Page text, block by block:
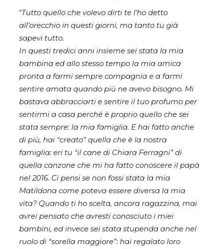
“Tutto quello che volevo dirti te l’ho detto
all’orecchio in questi giorni, ma tanto tu già
sapevi tutto.
In questi tredici anni insieme sei stata la mia
bambina ed allo stesso tempo la mia amica
pronta a farmi sempre compagnia e a farmi
sentire amata quando più ne avevo bisogno. Mi
bastava abbracciarti e sentire il tuo profumo per
sentirmi a casa perché è proprio quello che sei
stata sempre: la mia famiglia. E hai fatto anche
di più, hai “creato” quella che è la nostra
famiglia: eri tu “il cane di Chiara Ferragni” di
quella canzone che mi ha fatto conoscere il papà
nel 2016. Ci pensi se non fossi stata la mia
Matildona come poteva essere diversa la mia
vita? Quando ti ho scelta, ancora ragazzina, mai
avrei pensato che avresti conosciuto i miei
bambini, ed invece sei stata stupenda anche nel
ruolo di “sorella maggiore”: hai regalato loro